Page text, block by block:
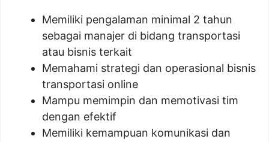
Memiliki pengalaman minimal 2 tahun
sebagai manajer di bidang transportasi
atau bisnis terkait
Memahami strategi dan operasional bisnis
transportasi online
Mampu memimpin dan memotivasi tim
dengan efektif
Memiliki kemampuan komunikasi dan